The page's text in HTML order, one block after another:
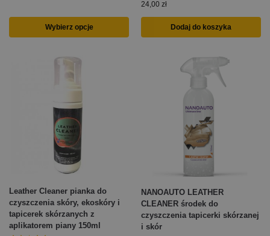
Wybierz opcje
24,00 zł
Dodaj do koszyka
Leather Cleaner pianka do
czyszczenia skóry, ekoskóry i
tapicerek skórzanych z
aplikatorem piany 150ml
NANOAUTO LEATHER
CLEANER środek do
czyszczenia tapicerki skórzanej
i skór